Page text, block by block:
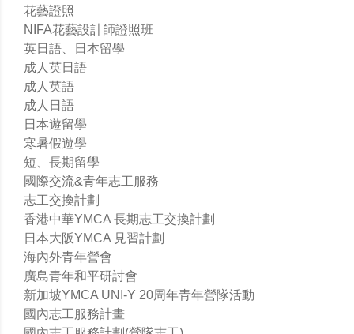
花藝證照
NIFA花藝設計師證照班
英日語、日本留學
成人英日語
成人英語
成人日語
日本遊留學
寒暑假遊學
短、長期留學
國際交流&青年志工服務
志工交換計劃
香港中華YMCA 長期志工交換計劃
日本大阪YMCA 見習計劃
海內外青年營會
廣島青年和平研討會
新加坡YMCA UNI-Y 20周年青年營隊活動
國內志工服務計畫